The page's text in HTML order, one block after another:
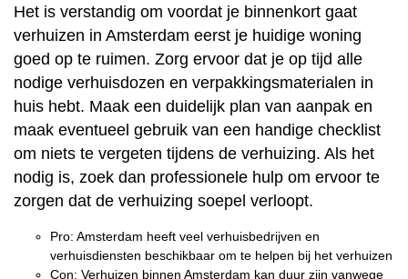
Het is verstandig om voordat je binnenkort gaat
verhuizen in Amsterdam eerst je huidige woning
goed op te ruimen. Zorg ervoor dat je op tijd alle
nodige verhuisdozen en verpakkingsmaterialen in
huis hebt. Maak een duidelijk plan van aanpak en
maak eventueel gebruik van een handige checklist
om niets te vergeten tijdens de verhuizing. Als het
nodig is, zoek dan professionele hulp om ervoor te
zorgen dat de verhuizing soepel verloopt.
Pro: Amsterdam heeft veel verhuisbedrijven en
verhuisdiensten beschikbaar om te helpen bij het verhuizen
Con: Verhuizen binnen Amsterdam kan duur zijn vanwege